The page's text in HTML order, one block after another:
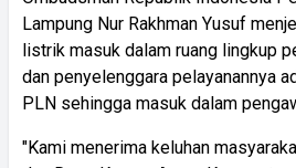
Lampung Nur Rakhman Yusuf
listrik masuk dalam ruang lingkup
dan penyelenggara pelayanannya
PLN sehingga masuk dalam
"Kami menerima keluhan